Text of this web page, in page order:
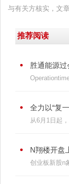
与有关方核实，文
推荐阅读
胜通能源
全力以“复
从6月1日起
N翔楼开盘
创业板新股n